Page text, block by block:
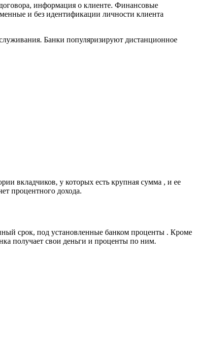
информация о клиенте. Финансовые
и без идентификации личности клиента
Банки популяризируют дистанционное
вкладчиков, у которых есть крупная сумма , и ее
процентного дохода.
срок, под установленные банком проценты . Кроме
получает свои деньги и проценты по ним.